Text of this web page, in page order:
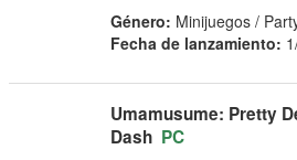
Género: Minijuegos /
Fecha de lanzamiento:
Umamusume: Pretty
Dash PC